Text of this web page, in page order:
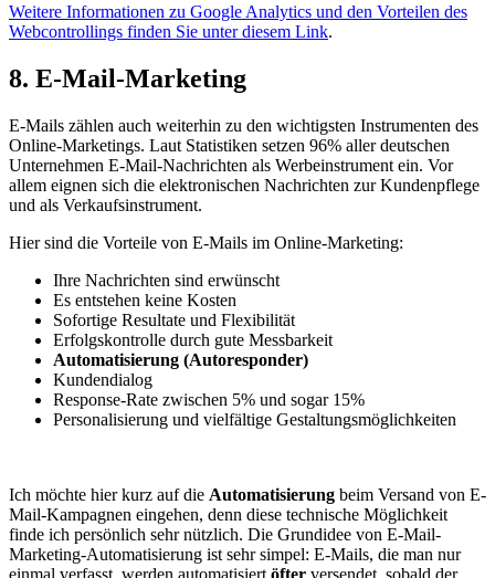
Weitere Informationen zu Google Analytics und den Vorteilen des
Webcontrollings finden Sie unter diesem Link.
8. E-Mail-Marketing
E-Mails zählen auch weiterhin zu den wichtigsten Instrumenten des
Online-Marketings. Laut Statistiken setzen 96% aller deutschen
Unternehmen E-Mail-Nachrichten als Werbeinstrument ein. Vor
allem eignen sich die elektronischen Nachrichten zur Kundenpflege
und als Verkaufsinstrument.
Hier sind die Vorteile von E-Mails im Online-Marketing:
Ihre Nachrichten sind erwünscht
Es entstehen keine Kosten
Sofortige Resultate und Flexibilität
Erfolgskontrolle durch gute Messbarkeit
Automatisierung (Autoresponder)
Kundendialog
Response-Rate zwischen 5% und sogar 15%
Personalisierung und vielfältige Gestaltungsmöglichkeiten
Ich möchte hier kurz auf die Automatisierung beim Versand von E-
Mail-Kampagnen eingehen, denn diese technische Möglichkeit
finde ich persönlich sehr nützlich. Die Grundidee von E-Mail-
Marketing-Automatisierung ist sehr simpel: E-Mails, die man nur
einmal verfasst, werden automatisiert öfter versendet, sobald der